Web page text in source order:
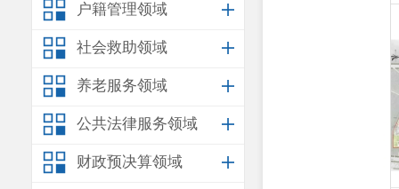
户籍管理领域
社会救助领域
养老服务领域
公共法律服务领域
财政预决算领域